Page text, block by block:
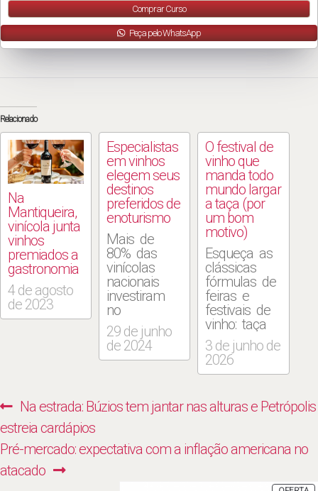
Comprar Curso
Peça pelo WhatsApp
Relacionado
Na
Mantiqueira,
vinícola junta
vinhos
premiados a
gastronomia
4 de agosto
de 2023
Especialistas
em vinhos
elegem seus
destinos
preferidos de
enoturismo
Mais de
80% das
vinícolas
nacionais
investiram
no
enoturismo,
transformando
suas
visitantes
combinar
29 de junho
de 2024
O festival de
vinho que
manda todo
mundo largar
a taça (por
um bom
motivo)
Esqueça as
clássicas
fórmulas de
feiras e
festivais de
vinho: taça
na mão,
algumas
degustações,
música ao
edição do
3 de junho de
2026
Navegação
de
Post
Previous
post:
Na estrada: Búzios tem jantar nas alturas e Petrópolis
estreia cardápios
Next
post:
Pré-mercado: expectativa com a inflação americana no
atacado